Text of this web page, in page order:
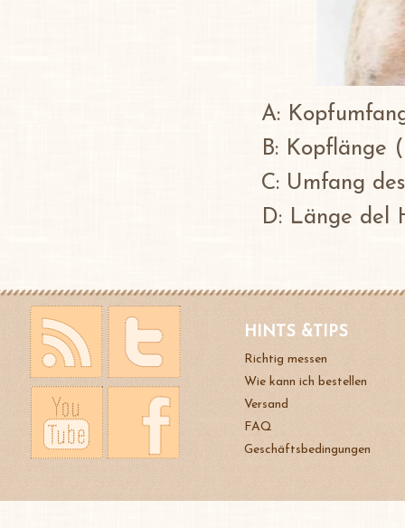
A:
B: Kopflänge
C: Umfang
D: Länge del
HINTS &TIPS
Richtig messen
Wie kann ich bestellen
Versand
FAQ
Geschäftsbedingungen